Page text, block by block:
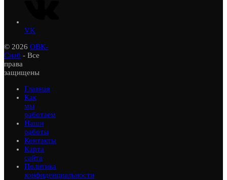
VK
© 2026 ОВК-
Снаб - Все
права
защищены
Главная
Как
мы
работаем
Наши
работы
Контакты
Карта
сайта
Политика
конфиденциальности